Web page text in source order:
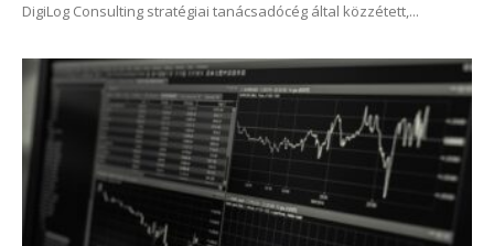
DigiLog Consulting stratégiai tanácsadócég által közzétett,...